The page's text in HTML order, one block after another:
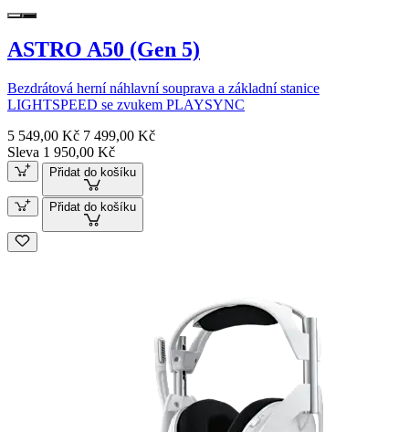
ASTRO A50 (Gen 5)
Bezdrátová herní náhlavní souprava a základní stanice
LIGHTSPEED se zvukem PLAYSYNC
5 549,00 Kč 7 499,00 Kč
Sleva 1 950,00 Kč
Přidat do košíku
Přidat do košíku